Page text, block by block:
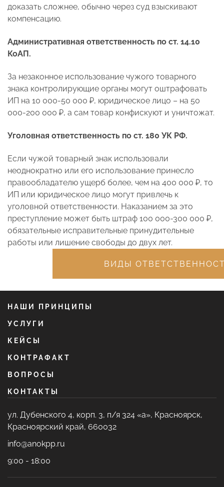
доказать сложнее, обычно через суд взыскивают
компенсацию.
Административная ответственность по ст. 14.10
КоАП.
За незаконное использование чужого товарного
знака контролирующие органы могут оштрафовать
ИП на 10 000-50 000 ₽, юридическое лицо – на 50
000-200 000 ₽, а сам товар конфискуют и уничтожат.
Уголовная ответственность по ст. 180 УК РФ.
Если чужой товарный знак использовали
неоднократно или его использование принесло
правообладателю ущерб более, чем на 400 000 ₽, то
ИП или юридическое лицо могут привлечь к
уголовной ответственности. Наказанием за это
преступление может быть штраф 100 000-300 000 ₽,
обязательные исправительные принудительные
работы или лишение свободы до двух лет.
ВИДЫ
НАШИ ПРИНЦИПЫ
УСЛУГИ
КЕЙСЫ
КОНТРАФАКТ
ВОПРОСЫ
КОНТАКТЫ
ул. Дубенского 4, корп. 3, п/я 324 «а», Красноярск,
Красноярский край, 660032
info@anokpp.ru
9:00 - 18:00